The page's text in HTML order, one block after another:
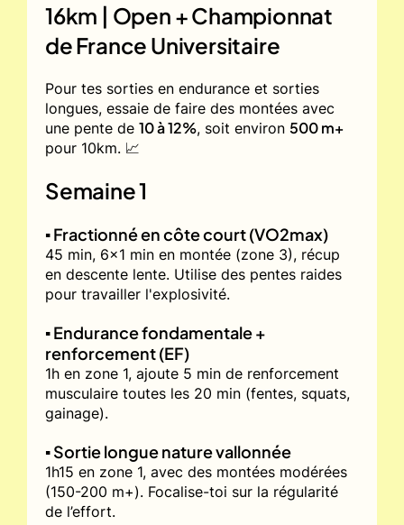
16km | Open + Championnat
de France Universitaire
Pour tes sorties en endurance et sorties
longues, essaie de faire des montées avec
une pente de 10 à 12%, soit environ 500 m+
pour 10km. 📈
Semaine 1
▪️ Fractionné en côte court (VO2max)
45 min, 6x1 min en montée (zone 3), récup
en descente lente. Utilise des pentes raides
pour travailler l'explosivité.
▪️ Endurance fondamentale +
renforcement (EF)
1h en zone 1, ajoute 5 min de renforcement
musculaire toutes les 20 min (fentes, squats,
gainage).
▪️ Sortie longue nature vallonnée
1h15 en zone 1, avec des montées modérées
(150-200 m+). Focalise-toi sur la régularité
de l’effort.